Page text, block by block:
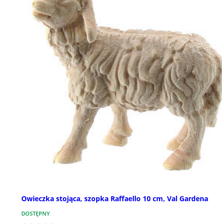
Owieczka stojąca, szopka Raffaello 10 cm, Val Gardena
DOSTĘPNY